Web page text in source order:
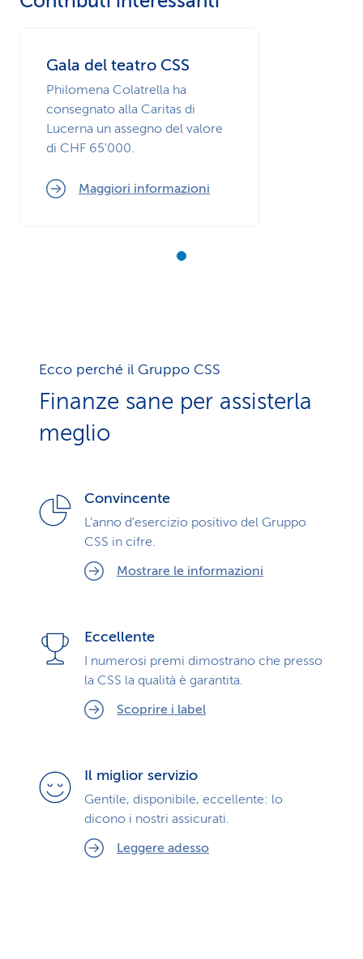
Gala del teatro CSS
Philomena Colatrella ha
consegnato alla Caritas di
Lucerna un assegno del valore
di CHF 65'000.
Maggiori informazioni
Ecco perché il Gruppo CSS
Finanze sane per assisterla
meglio
Convincente
L’anno d'esercizio positivo del Gruppo
CSS in cifre.
Mostrare le informazioni
Eccellente
I numerosi premi dimostrano che presso
la CSS la qualità è garantita.
Scoprire i label
Il miglior servizio
Gentile, disponibile, eccellente: lo
dicono i nostri assicurati.
Leggere adesso